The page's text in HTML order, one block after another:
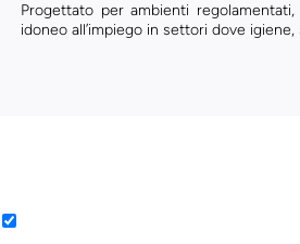
Progettato per ambienti
idoneo all’impiego in settori dove